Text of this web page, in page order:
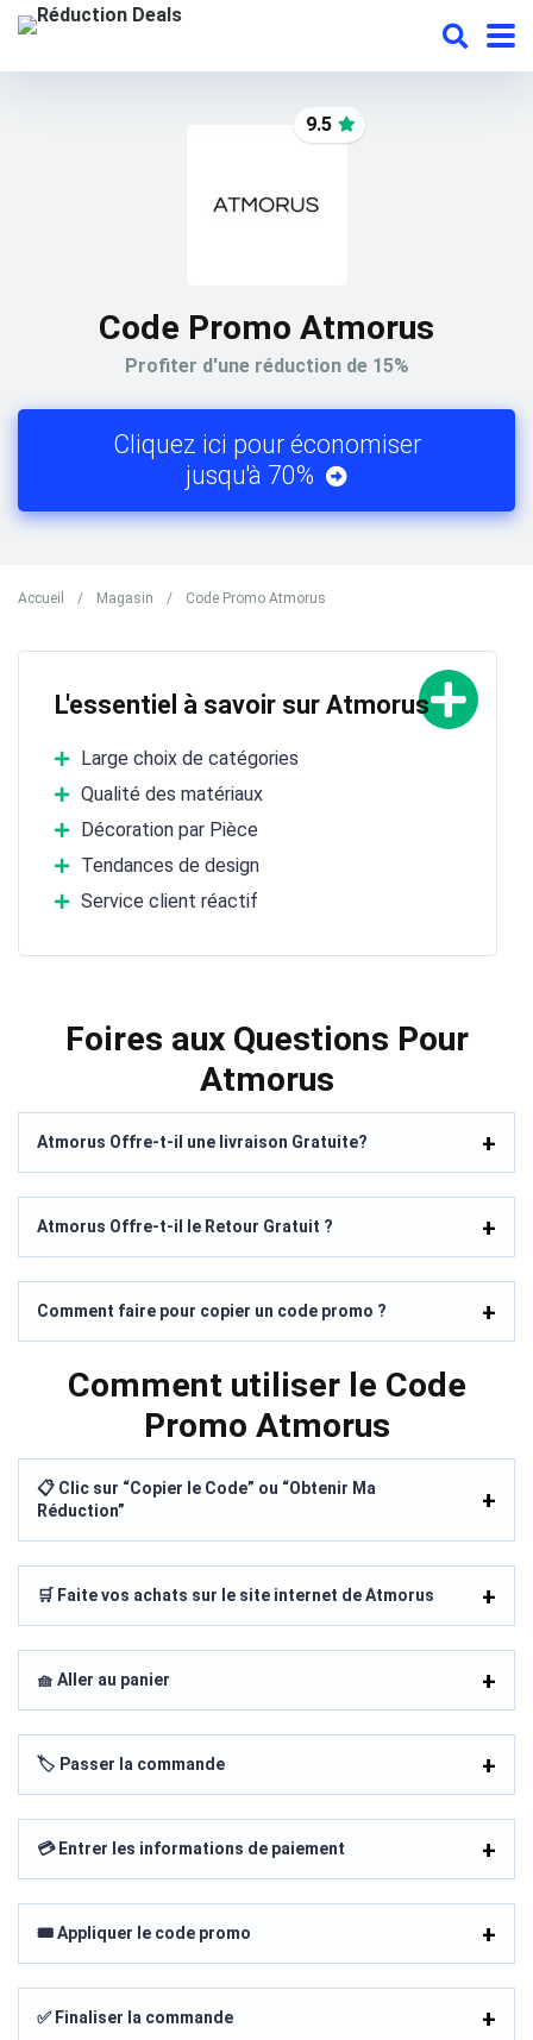
9.5
Code Promo Atmorus
Profiter d'une réduction de 15%
Cliquez ici pour économiser
jusqu'à 70%
Accueil / Magasin / Code Promo Atmorus
L'essentiel à savoir sur Atmorus
Large choix de catégories
Qualité des matériaux
Décoration par Pièce
Tendances de design
Service client réactif
Foires aux Questions Pour
Atmorus
Atmorus Offre-t-il une livraison Gratuite?
Atmorus Offre-t-il le Retour Gratuit ?
Comment faire pour copier un code promo ?
Comment utiliser le Code
Promo Atmorus
📋 Clic sur “Copier le Code” ou “Obtenir Ma
Réduction”
🛒 Faite vos achats sur le site internet de Atmorus
🧺 Aller au panier
🏷️ Passer la commande
💳 Entrer les informations de paiement
🎟️ Appliquer le code promo
✅ Finaliser la commande